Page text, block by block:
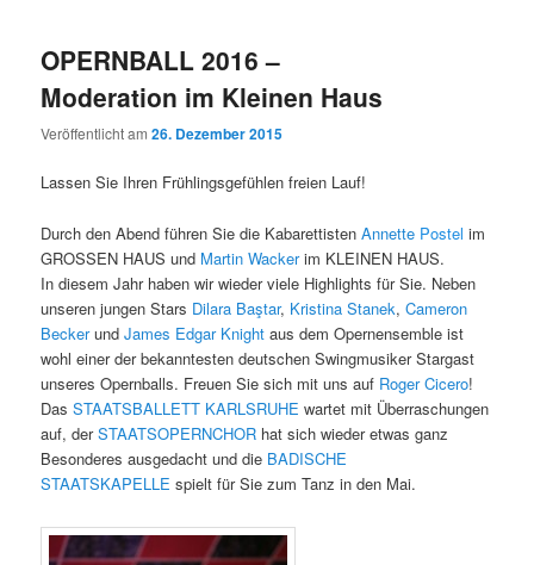
OPERNBALL 2016 –
Moderation im Kleinen Haus
Veröffentlicht am26. Dezember 2015
Lassen Sie Ihren Frühlingsgefühlen freien Lauf!
Durch den Abend führen Sie die KabarettistenAnnette Postel im
GROSSEN HAUS und Martin Wackerim KLEINEN HAUS.
In diesem Jahr haben wir wieder viele Highlights für Sie. Neben
unseren jungen Stars Dilara Baştar, Kristina Stanek,Cameron
BeckerundJames Edgar Knightaus dem Opernensemble ist
wohl einer der bekanntesten deutschen Swingmusiker Stargast
unseres Opernballs. Freuen Sie sich mit uns auf Roger Cicero!
DasSTAATSBALLETT KARLSRUHE wartet mit Überraschungen
auf, derSTAATSOPERNCHOR hat sich wieder etwas ganz
Besonderes ausgedacht und die BADISCHE
STAATSKAPELLE spielt für Sie zum Tanz in den Mai.